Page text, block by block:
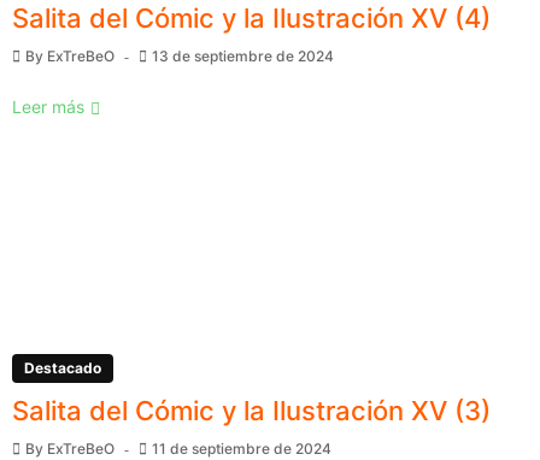
Salita del Cómic y la Ilustración XV (4)
By ExTreBeO 13 de septiembre de 2024
Leer más
Destacado
Salita del Cómic y la Ilustración XV (3)
By ExTreBeO 11 de septiembre de 2024